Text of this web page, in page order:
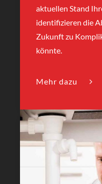
aktuellen Stand
identifizieren die
Zukunft zu
könnte.
Mehr dazu